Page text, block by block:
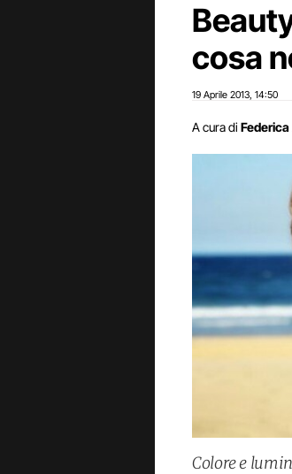
cosa
19 Aprile 2013 14:50
A cura di
Colore e